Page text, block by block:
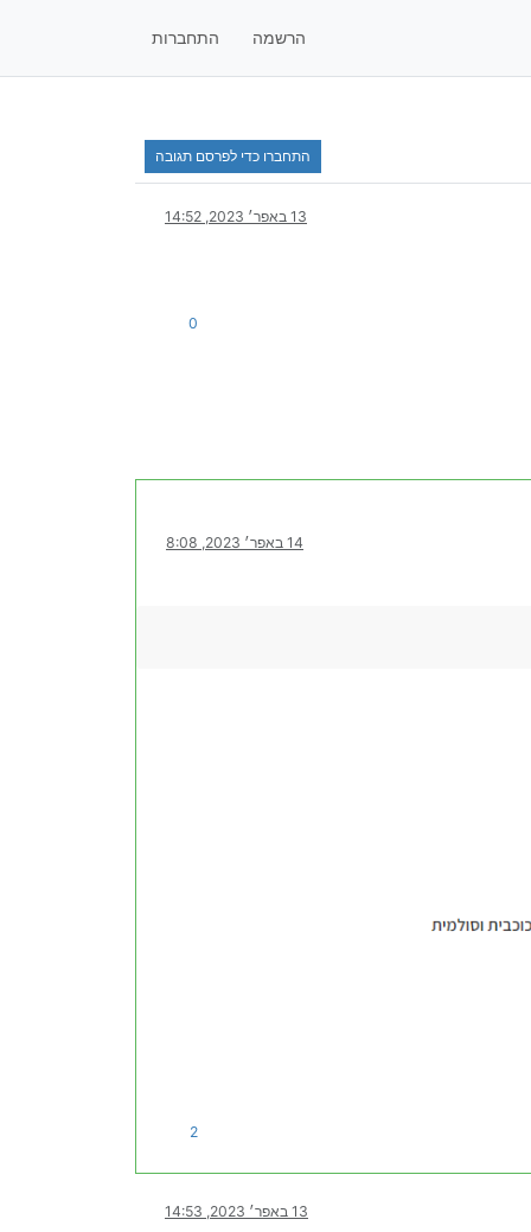
הרשמה התחברות
התחברו כדי לפרסם תגובה
13 באפר׳ 2023, 14:52
0
14 באפר׳ 2023, 8:08
2
13 באפר׳ 2023, 14:53